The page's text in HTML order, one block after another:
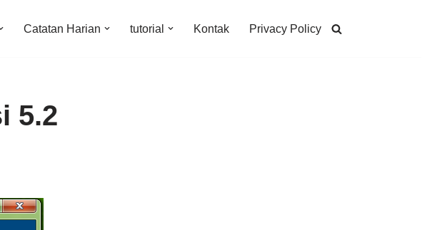
Catatan Harian tutorial Kontak Privacy Policy
5.2